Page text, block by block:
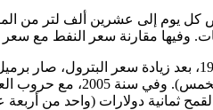
يوم إلى عشرين ألف لتر من
وفيها مقارنة سعر النفط مع سعر